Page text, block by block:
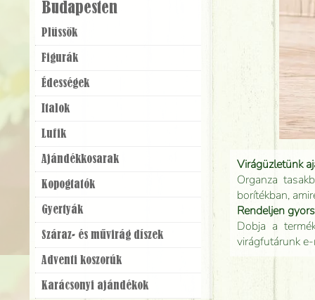
Virágüzletünk
Organza
borítékban,
Rendeljen
Dobja a
virágfutárunk
Budapesten
Plüssök
Figurák
Édességek
Italok
Lufik
Ajándék­kosarak
Kopogtatók
Gyertyák
Száraz- és művirág díszek
Adventi koszorúk
Karácsonyi ajándékok